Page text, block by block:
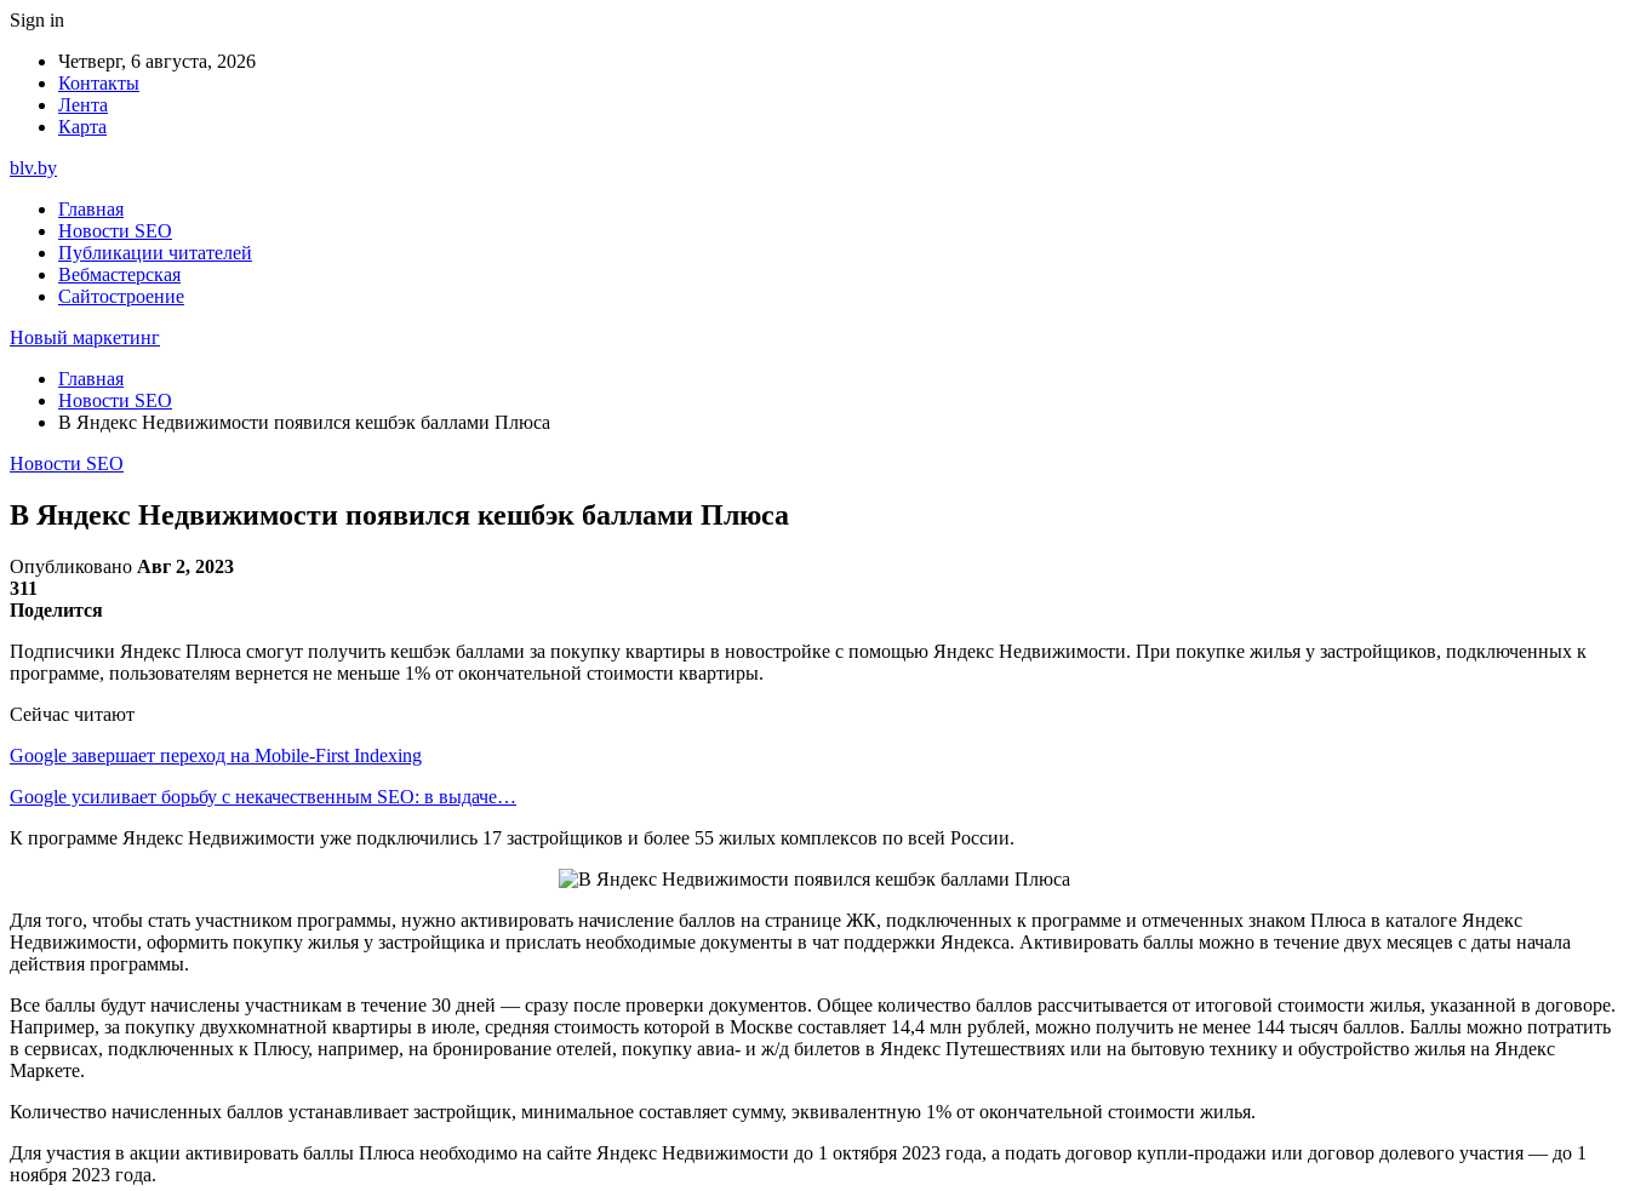
Sign in
Четверг, 6 августа, 2026
Контакты
Лента
Карта
blv.by
Главная
Новости SEO
Публикации читателей
Вебмастерская
Сайтостроение
Новый маркетинг
Главная
Новости SEO
В Яндекс Недвижимости появился кешбэк баллами Плюса
Новости SEO
В Яндекс Недвижимости появился кешбэк баллами Плюса
Опубликовано Авг 2, 2023
311
Поделится
Подписчики Яндекс Плюса смогут получить кешбэк баллами за покупку квартиры в новостройке с помощью Яндекс Недвижимости. При покупке жилья у застройщиков, подключенных к
программе, пользователям вернется не меньше 1% от окончательной стоимости квартиры.
Сейчас читают
Google завершает переход на Mobile-First Indexing
Google усиливает борьбу с некачественным SEO: в выдаче…
К программе Яндекс Недвижимости уже подключились 17 застройщиков и более 55 жилых комплексов по всей России.
Для того, чтобы стать участником программы, нужно активировать начисление баллов на странице ЖК, подключенных к программе и отмеченных знаком Плюса в каталоге Яндекс
Недвижимости, оформить покупку жилья у застройщика и прислать необходимые документы в чат поддержки Яндекса. Активировать баллы можно в течение двух месяцев с даты начала
действия программы.
Все баллы будут начислены участникам в течение 30 дней — сразу после проверки документов. Общее количество баллов рассчитывается от итоговой стоимости жилья, указанной в договоре.
Например, за покупку двухкомнатной квартиры в июле, средняя стоимость которой в Москве составляет 14,4 млн рублей, можно получить не менее 144 тысяч баллов. Баллы можно потратить
в сервисах, подключенных к Плюсу, например, на бронирование отелей, покупку авиа- и ж/д билетов в Яндекс Путешествиях или на бытовую технику и обустройство жилья на Яндекс
Маркете.
Количество начисленных баллов устанавливает застройщик, минимальное составляет сумму, эквивалентную 1% от окончательной стоимости жилья.
Для участия в акции активировать баллы Плюса необходимо на сайте Яндекс Недвижимости до 1 октября 2023 года, а подать договор купли-продажи или договор долевого участия — до 1
ноября 2023 года.